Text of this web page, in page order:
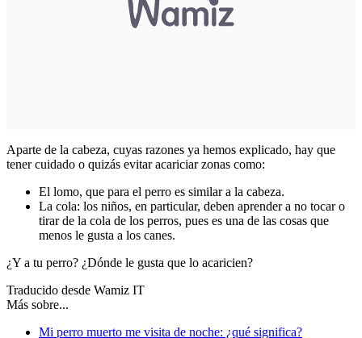
Aparte de la cabeza, cuyas razones ya hemos explicado, hay que
tener cuidado o quizás evitar acariciar zonas como:
El lomo, que para el perro es similar a la cabeza.
La cola: los niños, en particular, deben aprender a no tocar o
tirar de la cola de los perros, pues es una de las cosas que
menos le gusta a los canes.
¿Y a tu perro? ¿Dónde le gusta que lo acaricien?
Traducido desde Wamiz IT
Más sobre...
Mi perro muerto me visita de noche: ¿qué significa?